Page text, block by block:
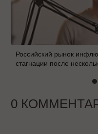
Российский рынок
стагнации после
0